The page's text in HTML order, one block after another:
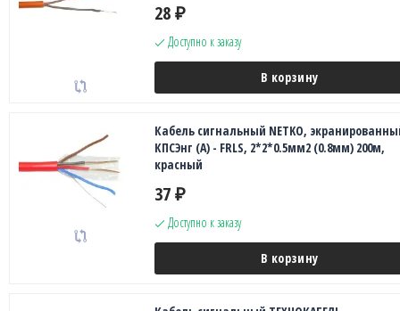
28 ₽
Доступно к заказу
В корзину
Кабель сигнальный NETKO,
КПСЭнг (А) - FRLS, 2*2*0.5мм2 (0.8мм) 200м,
красный
37 ₽
Доступно к заказу
В корзину